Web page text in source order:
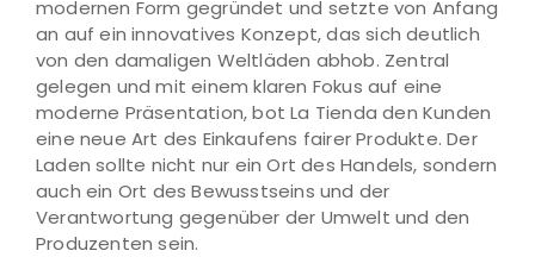
modernen Form gegründet und setzte von Anfang
an auf ein innovatives Konzept, das sich deutlich
von den damaligen Weltläden abhob. Zentral
gelegen und mit einem klaren Fokus auf eine
moderne Präsentation, bot La Tienda den Kunden
eine neue Art des Einkaufens fairer Produkte. Der
Laden sollte nicht nur ein Ort des Handels, sondern
auch ein Ort des Bewusstseins und der
Verantwortung gegenüber der Umwelt und den
Produzenten sein.